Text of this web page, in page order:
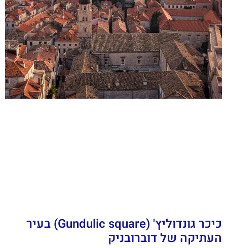
כיכר גונדוליץ' (Gundulic square) בעיר
העתיקה של דוברובניק